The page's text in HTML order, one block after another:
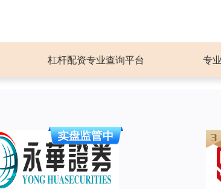
杠杆配资专业查询平台 专